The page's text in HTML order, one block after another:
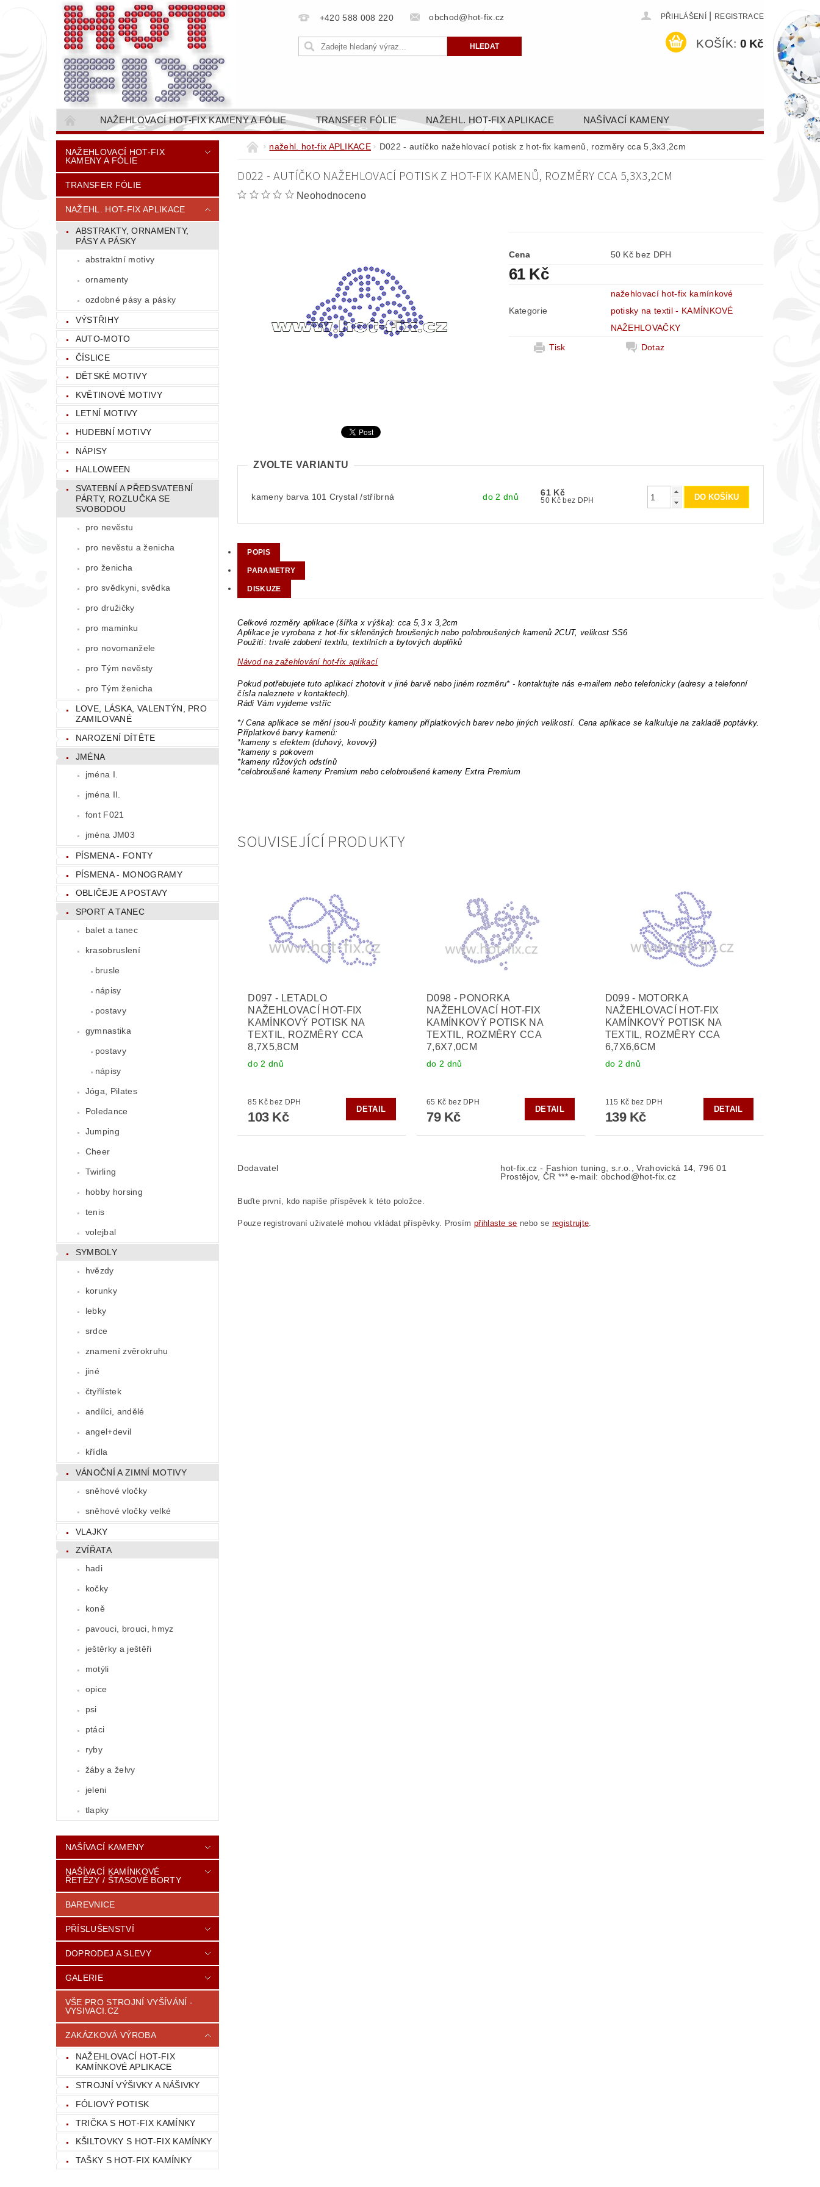
+420 588 008 220 obchod@hot-fix.cz PŘIHLÁŠENÍ REGISTRACE
KOŠÍK: 0 Kč
NAŽEHLOVACÍ HOT-FIX KAMENY A FÓLIE TRANSFER FÓLIE NAŽEHL. HOT-FIX APLIKACE NAŠÍVACÍ KAMENY
NAŠÍVACÍ KAMÍNKOVÉ ŘETĚZY / ŠTASOVÉ BORTY BAREVNICE PŘÍSLUŠENSTVÍ DOPRODEJ A SLEVY GALERIE
VŠE PRO STROJNÍ VYŠÍVÁNÍ - VYSIVACI.CZ
BAREVNICE KAMENŮ
CENÍK DOPRAVY (NÁKLADŮ EXPEDICE) PLATNÝ OD 14. 1.2025
NAŽEHLOVACÍ HOT-FIX
KAMENY A FÓLIE
TRANSFER FÓLIE
NAŽEHL. HOT-FIX APLIKACE
ABSTRAKTY, ORNAMENTY,
PÁSY A PÁSKY
abstraktní motivy
ornamenty
ozdobné pásy a pásky
VÝSTŘIHY
AUTO-MOTO
ČÍSLICE
DĚTSKÉ MOTIVY
KVĚTINOVÉ MOTIVY
LETNÍ MOTIVY
HUDEBNÍ MOTIVY
NÁPISY
HALLOWEEN
SVATEBNÍ A PŘEDSVATEBNÍ
PÁRTY, ROZLUČKA SE
SVOBODOU
pro nevěstu
pro nevěstu a ženicha
pro ženicha
pro svědkyni, svědka
pro družičky
pro maminku
pro novomanžele
pro Tým nevěsty
pro Tým ženicha
LOVE, LÁSKA, VALENTÝN, PRO
ZAMILOVANÉ
NAROZENÍ DÍTĚTE
JMÉNA
jména I.
jména II.
font F021
jména JM03
PÍSMENA - FONTY
PÍSMENA - MONOGRAMY
OBLIČEJE A POSTAVY
SPORT A TANEC
balet a tanec
krasobruslení
brusle
nápisy
postavy
gymnastika
postavy
nápisy
Jóga, Pilates
Poledance
Jumping
Cheer
Twirling
hobby horsing
tenis
volejbal
SYMBOLY
hvězdy
korunky
lebky
srdce
znamení zvěrokruhu
jiné
čtyřlístek
andílci, andělé
angel+devil
křídla
VÁNOČNÍ A ZIMNÍ MOTIVY
sněhové vločky
sněhové vločky velké
VLAJKY
ZVÍŘATA
hadi
kočky
koně
pavouci, brouci, hmyz
ještěrky a ještěři
motýli
opice
psi
ptáci
ryby
žáby a želvy
jeleni
tlapky
NAŠÍVACÍ KAMENY
NAŠÍVACÍ KAMÍNKOVÉ
ŘETĚZY / ŠTASOVÉ BORTY
BAREVNICE
PŘÍSLUŠENSTVÍ
DOPRODEJ A SLEVY
GALERIE
VŠE PRO STROJNÍ VYŠÍVÁNÍ -
VYSIVACI.CZ
ZAKÁZKOVÁ VÝROBA
NAŽEHLOVACÍ HOT-FIX
KAMÍNKOVÉ APLIKACE
STROJNÍ VÝŠIVKY A NÁŠIVKY
FÓLIOVÝ POTISK
TRIČKA S HOT-FIX KAMÍNKY
KŠILTOVKY S HOT-FIX KAMÍNKY
TAŠKY S HOT-FIX KAMÍNKY
nažehl. hot-fix APLIKACE D022 - autíčko nažehlovací potisk z hot-fix kamenů, rozměry cca 5,3x3,2cm
D022 - AUTÍČKO NAŽEHLOVACÍ POTISK Z HOT-FIX KAMENŮ, ROZMĚRY CCA 5,3X3,2CM
Neohodnoceno
Cena 50 Kč bez DPH
61 Kč
Kategorie
nažehlovací hot-fix kamínkové
potisky na textil - KAMÍNKOVÉ
NAŽEHLOVAČKY
Tisk
Dotaz
ZVOLTE VARIANTU
kameny barva 101 Crystal /stříbrná do 2 dnů 61 Kč
50 Kč bez DPH
POPIS
PARAMETRY
DISKUZE
Celkové rozměry aplikace (šířka x výška): cca 5,3 x 3,2cm
Aplikace je vyrobena z hot-fix skleněných broušených nebo polobroušených kamenů 2CUT, velikost SS6
Použití: trvalé zdobení textilu, textilních a bytových doplňků
Návod na zažehlování hot-fix aplikací
Pokud potřebujete tuto aplikaci zhotovit v jiné barvě nebo jiném rozměru* - kontaktujte nás e-mailem nebo telefonicky (adresy a telefonní
čísla naleznete v kontaktech).
Rádi Vám vyjdeme vstříc
*/ Cena aplikace se mění jsou-li použity kameny příplatkových barev nebo jiných velikostí. Cena aplikace se kalkuluje na zakladě poptávky.
Příplatkové barvy kamenů:
*kameny s efektem (duhový, kovový)
*kameny s pokovem
*kameny růžových odstínů
*celobroušené kameny Premium nebo celobroušené kameny Extra Premium
SOUVISEJÍCÍ PRODUKTY
D097 - LETADLO
NAŽEHLOVACÍ HOT-FIX
KAMÍNKOVÝ POTISK NA
TEXTIL, ROZMĚRY CCA
8,7X5,8CM
do 2 dnů
85 Kč bez DPH
103 Kč
DETAIL
D098 - PONORKA
NAŽEHLOVACÍ HOT-FIX
KAMÍNKOVÝ POTISK NA
TEXTIL, ROZMĚRY CCA
7,6X7,0CM
do 2 dnů
65 Kč bez DPH
79 Kč
DETAIL
D099 - MOTORKA
NAŽEHLOVACÍ HOT-FIX
KAMÍNKOVÝ POTISK NA
TEXTIL, ROZMĚRY CCA
6,7X6,6CM
do 2 dnů
115 Kč bez DPH
139 Kč
DETAIL
Dodavatel
hot-fix.cz - Fashion tuning, s.r.o., Vrahovická 14, 796 01
Prostějov, ČR *** e-mail: obchod@hot-fix.cz
Buďte první, kdo napíše příspěvek k této položce.
Pouze registrovaní uživatelé mohou vkládat příspěvky. Prosím přihlaste se nebo se registrujte